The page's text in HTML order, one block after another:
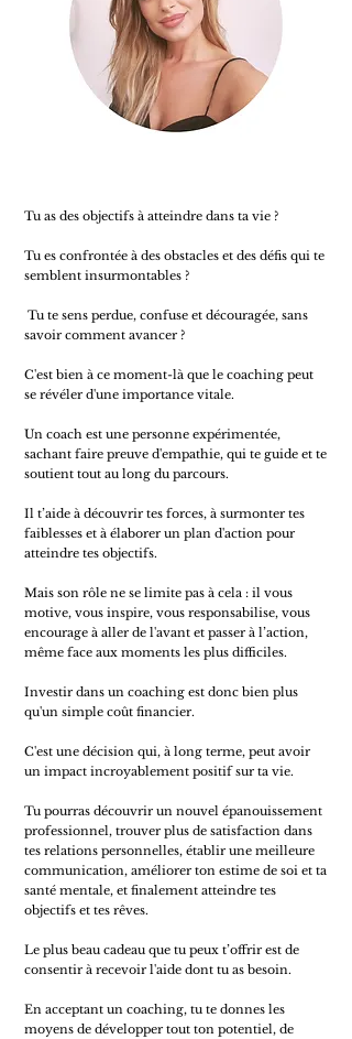
Tu as des objectifs à atteindre dans ta vie ?
Tu es confrontée à des obstacles et des défis qui te
semblent insurmontables ?
Tu te sens perdue, confuse et découragée, sans
savoir comment avancer ?
C'est bien à ce moment-là que le coaching peut
se révéler d'une importance vitale.
Un coach est une personne expérimentée,
sachant faire preuve d'empathie, qui te guide et te
soutient tout au long du parcours.
Il t’aide à découvrir tes forces, à surmonter tes
faiblesses et à élaborer un plan d'action pour
atteindre tes objectifs.
Mais son rôle ne se limite pas à cela : il vous
motive, vous inspire, vous responsabilise, vous
encourage à aller de l'avant et passer à l’action,
même face aux moments les plus difficiles.
Investir dans un coaching est donc bien plus
qu'un simple coût financier.
C'est une décision qui, à long terme, peut avoir
un impact incroyablement positif sur ta vie.
Tu pourras découvrir un nouvel épanouissement
professionnel, trouver plus de satisfaction dans
tes relations personnelles, établir une meilleure
communication, améliorer ton estime de soi et ta
santé mentale, et finalement atteindre tes
objectifs et tes rêves.
Le plus beau cadeau que tu peux t’offrir est de
consentir à recevoir l'aide dont tu as besoin.
En acceptant un coaching, tu te donnes les
moyens de développer tout ton potentiel, de